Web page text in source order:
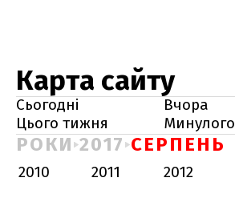
Карта сайту
Сьогодні
Вчора
Цього тижня
РОКИ 2017 СЕРПЕНЬ
2010 2011 2012